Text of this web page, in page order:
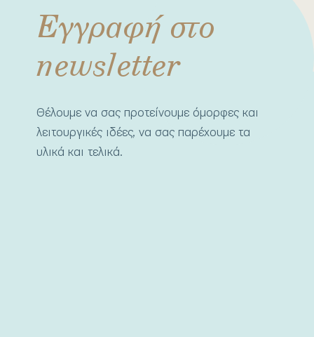
Εγγραφή στο
newsletter
Θέλουμε να σας προτείνουμε όμορφες και
λειτουργικές ιδέες, να σας παρέχουμε τα
υλικά και τελικά.